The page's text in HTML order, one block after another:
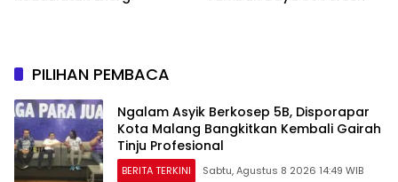
PILIHAN PEMBACA
Ngalam Asyik Berkosep 5B, Disporapar
Kota Malang Bangkitkan Kembali Gairah
Tinju Profesional
BERITA TERKINI Sabtu, Agustus 8 2026 14:49 WIB